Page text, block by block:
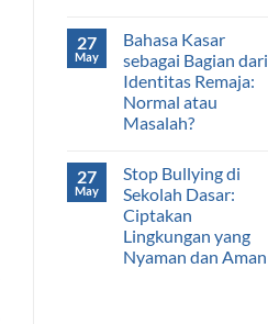
27
May
Bahasa Kasar
sebagai Bagian dari
Identitas Remaja:
Normal atau
Masalah?
27
May
Stop Bullying di
Sekolah Dasar:
Ciptakan
Lingkungan yang
Nyaman dan Aman